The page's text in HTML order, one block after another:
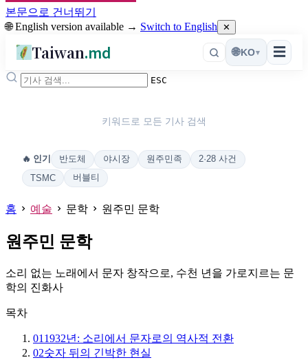
본문으로 건너뛰기
🌐 English version available → Switch to English ✕
Taiwan.md ☰
🌐KO▾
ESC
키워드로 모든 기사 검색
🔥 인기 반도체 야시장 원주민족
2·28 사건
TSMC
버블티
홈 예술 문학 원주민 문학
원주민 문학
소리 없는 노래에서 문자 창작으로, 수천 년을 가로지르는 문
학의 진화사
목차
01 1932년: 소리에서 문자로의 역사적 전환
02숫자 뒤의 긴박한 현실